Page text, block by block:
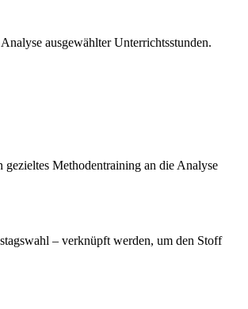
ausgewählter Unterrichtsstunden.
Methodentraining an die Analyse
– verknüpft werden, um den Stoff